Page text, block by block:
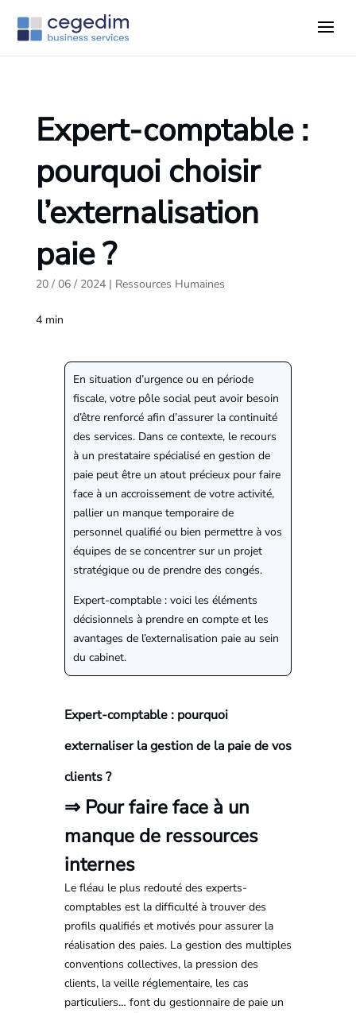
Expert-comptable :
pourquoi choisir
l’externalisation
paie ?
20 / 06 / 2024| Ressources Humaines
4 min
En situation d’urgence ou en période
fiscale, votre pôle social peut avoir besoin
d’être renforcé afin d’assurer la continuité
des services. Dans ce contexte, le recours
à un prestataire spécialisé en gestion de
paie peut être un atout précieux pour faire
face à un accroissement de votre activité,
pallier un manque temporaire de
personnel qualifié ou bien permettre à vos
équipes de se concentrer sur un projet
stratégique ou de prendre des congés.
Expert-comptable : voici les éléments
décisionnels à prendre en compte et les
avantages de l’externalisation paie au sein
du cabinet.
Expert-comptable : pourquoi
externaliser la gestion de la paie de vos
clients ?
⇒ Pour faire face à un
manque de ressources
internes
Le fléau le plus redouté des experts-
comptables est la difficulté à trouver des
profils qualifiés et motivés pour assurer la
réalisation des paies. La gestion des multiples
conventions collectives, la pression des
clients, la veille réglementaire, les cas
particuliers… font du gestionnaire de paie un